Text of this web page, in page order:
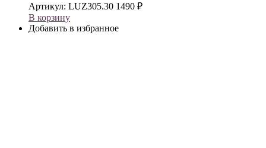
Артикул: LUZ305.30 1490 ₽
В корзину
Добавить в избранное